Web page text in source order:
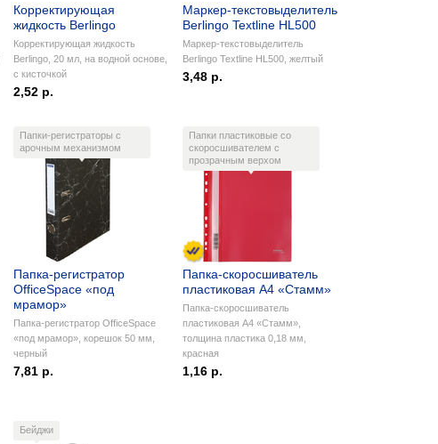
Корректирующая
жидкость Berlingo
Корректирующая жидкость
Berlingo, 20 мл, на водной основе,
с кисточкой
2,52 р.
Маркер-текстовыделитель
Berlingo Textline HL500
Маркер-текстовыделитель
Berlingo Textline HL500, желтый
3,48 р.
Папки-регистраторы с
арочным механизмом
Папка-регистратор
OfficeSpace «под
мрамор»
Папка-регистратор OfficeSpace
«под мрамор», корешок 50 мм,
черный
7,81 р.
Папки пластиковые со
скоросшивателем с
прозрачным верхом
Папка-скоросшиватель
пластиковая А4 «Стамм»
Папка-скоросшиватель
пластиковая А4 «Стамм»,
толщина пластика 0,18 мм,
красная
1,16 р.
Бейджи